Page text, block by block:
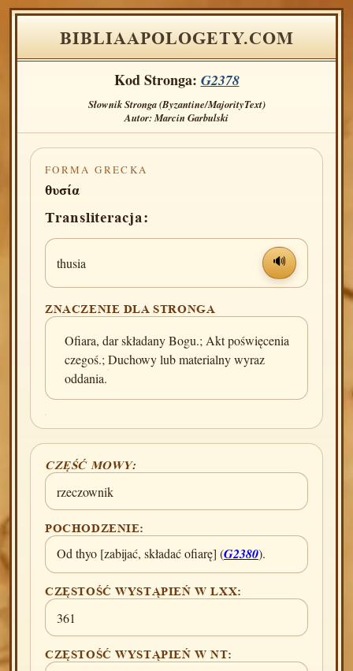
BIBLIAAPOLOGETY.COM
Kod Stronga: G2378
Słownik Stronga (Byzantine/MajorityText)
Autor: Marcin Garbulski
FORMA GRECKA
θυσία
Transliteracja:
thusia 🔊
ZNACZENIE DLA STRONGA
Ofiara, dar składany Bogu.; Akt poświęcenia
czegoś.; Duchowy lub materialny wyraz
oddania.
CZĘŚĆ MOWY:
rzeczownik
POCHODZENIE:
Od thyo [zabijać, składać ofiarę] (G2380).
CZĘSTOŚĆ WYSTĄPIEŃ W LXX:
361
CZĘSTOŚĆ WYSTĄPIEŃ W NT: